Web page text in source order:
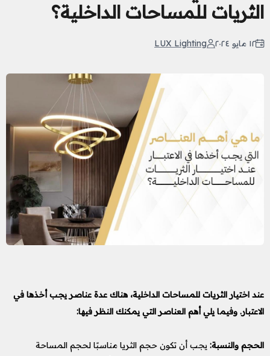
الثريات للمساحات الداخلية؟
١٢ مايو ٢٠٢٤ LUX Lighting
عند اختيار الثريات للمساحات الداخلية، هناك عدة عناصر يجب أخذها في
الاعتبار. وفيما يلي أهم العناصر التي يمكنك النظر فيها:
الحجم والنسبة: يجب أن تكون حجم الثريا مناسبًا لحجم المساحة